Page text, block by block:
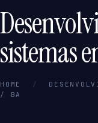
sistemas
HOME /
/ BA